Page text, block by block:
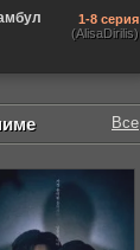
1-8 серия
(AlisaDirilis)
Все